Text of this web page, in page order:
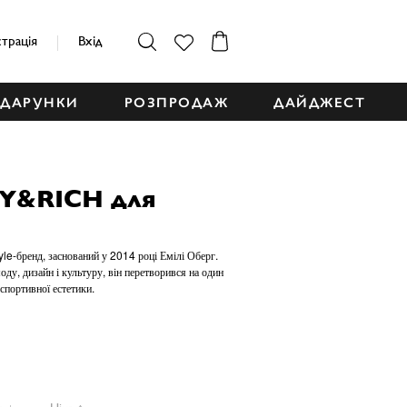
Вхід
РОЗПРОДАЖ ДАЙДЖЕСТ
для
бренд, заснований у 2014 році Емілі Оберг.
дизайн і культуру, він перетворився на один
естетики.